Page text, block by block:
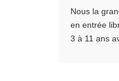
Nous la
en entrée
3 à 11 ans